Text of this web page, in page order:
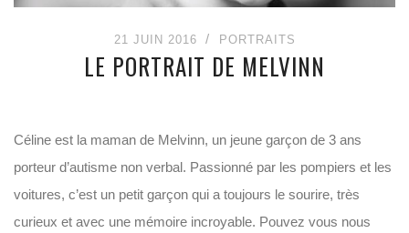
21 JUIN 2016 PORTRAITS
LE PORTRAIT DE MELVINN
Céline est la maman de Melvinn, un jeune garçon de 3 ans
porteur d’autisme non verbal. Passionné par les pompiers et les
voitures, c’est un petit garçon qui a toujours le sourire, très
curieux et avec une mémoire incroyable. Pouvez vous nous